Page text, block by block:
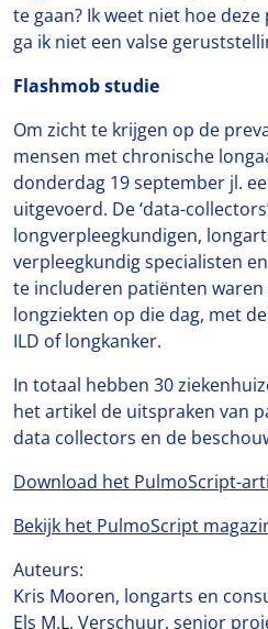
te gaan? Ik weet niet hoe
ga ik niet een valse
Flashmob studie
Om zicht te krijgen op de
mensen met chronische
donderdag 19 september jl.
uitgevoerd. De ‘data-
longverpleegkundigen,
verpleegkundig specialisten
te includeren patiënten
longziekten op die dag, met
ILD of longkanker.
In totaal hebben 30
het artikel de uitspraken van
data collectors en de
Download het PulmoScript-
Bekijk het PulmoScript
Auteurs:
Kris Mooren, longarts en
Els M.L. Verschuur, senior